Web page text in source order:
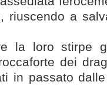
riuscendo a
la loro stirpe
dei
in passato